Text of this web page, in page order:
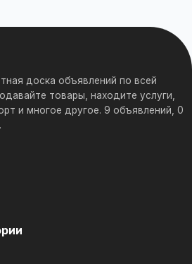
доска объявлений по всей
товары, находите услуги,
и многое другое. 9 объявлений, 0